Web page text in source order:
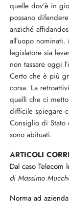
quelle dov’è in
possano
anziché
all’uopo
legislatore sia
non tassare oggi
Certo che è più
corsa. La
quelli che ci
difficile spiegare
Consiglio di
sono abituati.
ARTICOLI
Dal caso Telecom
di Massimo
Norma ad